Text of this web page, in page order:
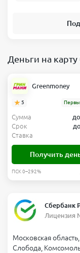
Деньги на
Greenmoney
5
Сумма
Срок
Ставка
Получить
ПСК 0–292%
Сбербанк
Лицензия
Московская
Слобода,